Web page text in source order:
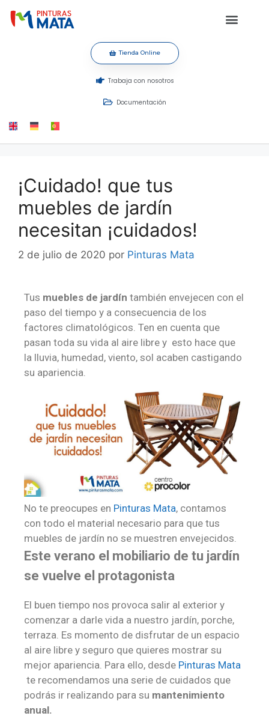
Tienda Online
Trabaja con nosotros
Documentación
¡Cuidado! que tus
muebles de jardín
necesitan ¡cuidados!
2 de julio de 2020 por Pinturas Mata
Tus muebles de jardín también envejecen con el
paso del tiempo y a consecuencia de los
factores climatológicos. Ten en cuenta que
pasan toda su vida al aire libre y esto hace que
la lluvia, humedad, viento, sol acaben castigando
su apariencia.
No te preocupes en Pinturas Mata, contamos
con todo el material necesario para que tus
muebles de jardín no se muestren envejecidos.
Este verano el mobiliario de tu jardín
se vuelve el protagonista
El buen tiempo nos provoca salir al exterior y
comenzar a darle vida a nuestro jardín, porche,
terraza. Es momento de disfrutar de un espacio
al aire libre y seguro que quieres mostrar su
mejor apariencia. Para ello, desde Pinturas Mata
te recomendamos una serie de cuidados que
podrás ir realizando para su mantenimiento
anual.